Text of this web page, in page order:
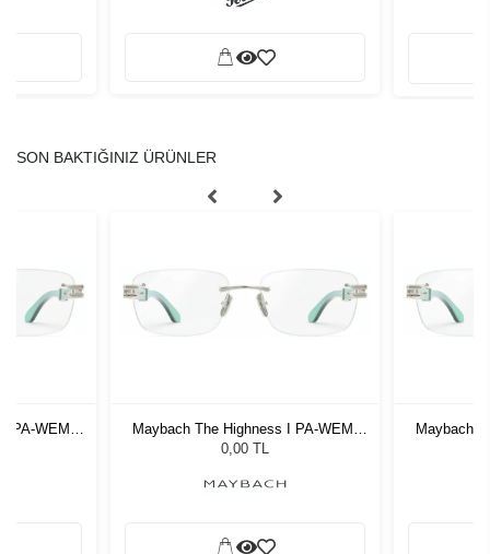
SON BAKTIĞINIZ ÜRÜNLER
PA-WEM-
Maybach The Highness I PA-WEM-
Z65 56-17
0,00 TL
Maybach